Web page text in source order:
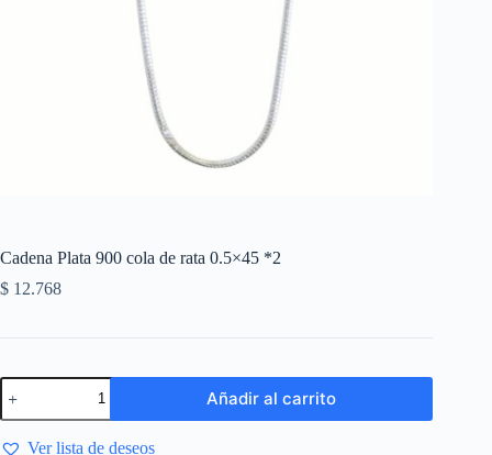
Cadena Plata 900 cola de rata 0.5×45 *2
$ 12.768
Añadir al carrito
Ver lista de deseos